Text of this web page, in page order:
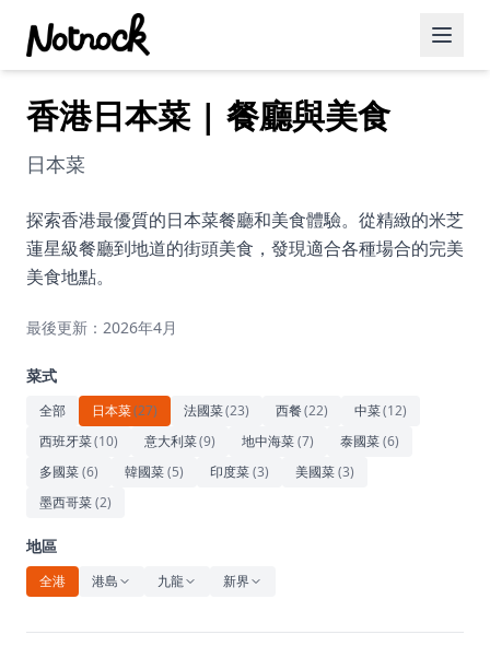
精選活動
博客文章
約會好去處
美食佳餚
運動
藝術文化
休閒
音樂
香港日本菜 | 餐廳與美食
日本菜
探索香港最優質的日本菜餐廳和美食體驗。從精緻的米芝
蓮星級餐廳到地道的街頭美食，發現適合各種場合的完美
美食地點。
最後更新：2026年4月
菜式
全部 日本菜(27) 法國菜(23) 西餐(22) 中菜(12)
西班牙菜(10) 意大利菜(9) 地中海菜(7) 泰國菜(6)
多國菜(6) 韓國菜(5) 印度菜(3) 美國菜(3)
墨西哥菜(2)
地區
全港 港島 九龍 新界